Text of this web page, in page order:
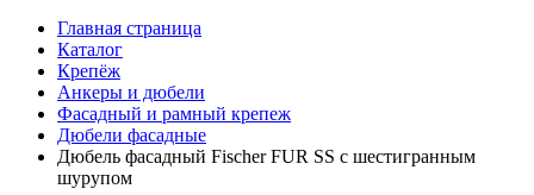
Главная страница
Каталог
Крепёж
Анкеры и дюбели
Фасадный и рамный крепеж
Дюбели фасадные
Дюбель фасадный Fischer FUR SS с шестигранным
шурупом